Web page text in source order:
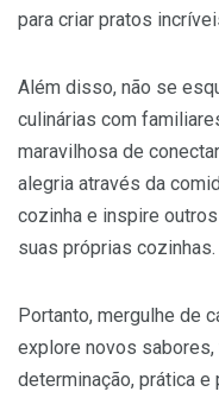
para criar pratos
Além disso, não se
culinárias com
maravilhosa de
alegria através da
cozinha e inspire
suas próprias cozinhas.
Portanto, mergulhe de
explore novos
determinação, prática e